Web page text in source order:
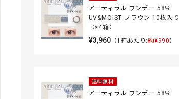
アーティラル ワンデー 58％
UV&MOIST ブラウン 10枚入り
（×4箱）
¥3,960（1箱あたり:約¥990）
送料無料
アーティラル ワンデー 58％